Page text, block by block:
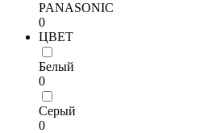
PANASONIC
0
ЦВЕТ
Белый
0
Серый
0